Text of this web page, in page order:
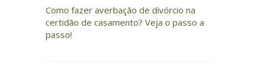
Como fazer averbação de divórcio na
certidão de casamento? Veja o passo a
passo!